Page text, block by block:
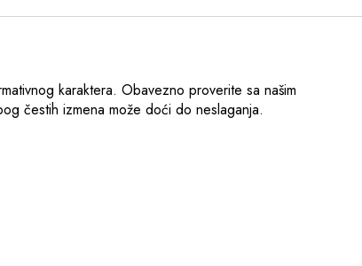
karaktera. Obavezno proverite sa našim
čestih izmena može doći do neslaganja.